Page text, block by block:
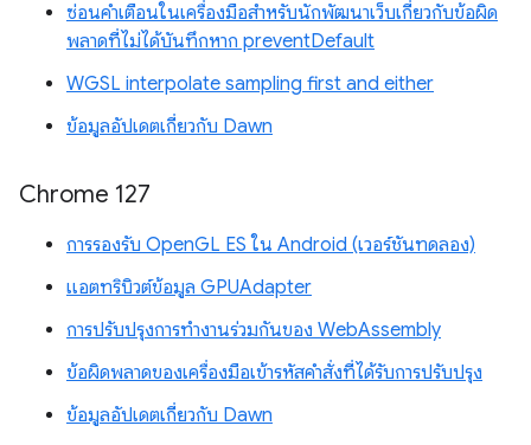
ซ่อนคำเตือนในเครื่องมือสำหรับนักพัฒนาเว็บเกี่ยวกับข้อผิด
พลาดที่ไม่ได้บันทึกหาก preventDefault
WGSL interpolate sampling first and either
ข้อมูลอัปเดตเกี่ยวกับ Dawn
Chrome 127
การรองรับ OpenGL ES ใน Android (เวอร์ชันทดลอง)
แอตทริบิวต์ข้อมูล GPUAdapter
การปรับปรุงการทำงานร่วมกันของ WebAssembly
ข้อผิดพลาดของเครื่องมือเข้ารหัสคำสั่งที่ได้รับการปรับปรุง
ข้อมูลอัปเดตเกี่ยวกับ Dawn